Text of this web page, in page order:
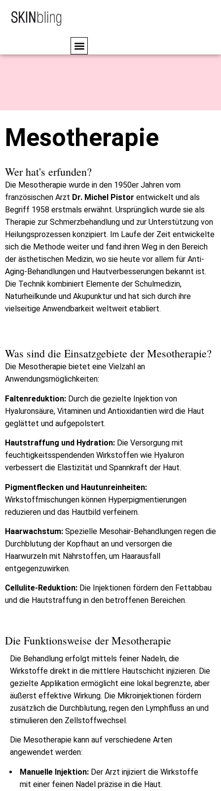
Mesotherapie
Wer hat's erfunden?
Die Mesotherapie wurde in den 1950er Jahren vom
französischen Arzt Dr. Michel Pistor entwickelt und als
Begriff 1958 erstmals erwähnt. Ursprünglich wurde sie als
Therapie zur Schmerzbehandlung und zur Unterstützung von
Heilungsprozessen konzipiert. Im Laufe der Zeit entwickelte
sich die Methode weiter und fand ihren Weg in den Bereich
der ästhetischen Medizin, wo sie heute vor allem für Anti-
Aging-Behandlungen und Hautverbesserungen bekannt ist.
Die Technik kombiniert Elemente der Schulmedizin,
Naturheilkunde und Akupunktur und hat sich durch ihre
vielseitige Anwendbarkeit weltweit etabliert.
Was sind die Einsatzgebiete der Mesotherapie?
Die Mesotherapie bietet eine Vielzahl an
Anwendungsmöglichkeiten:
Faltenreduktion: Durch die gezielte Injektion von
Hyaluronsäure, Vitaminen und Antioxidantien wird die Haut
geglättet und aufgepolstert.
Hautstraffung und Hydration: Die Versorgung mit
feuchtigkeitsspendenden Wirkstoffen wie Hyaluron
verbessert die Elastizität und Spannkraft der Haut.
Pigmentflecken und Hautunreinheiten:
Wirkstoffmischungen können Hyperpigmentierungen
reduzieren und das Hautbild verfeinern.
Haarwachstum: Spezielle Mesohair-Behandlungen regen die
Durchblutung der Kopfhaut an und versorgen die
Haarwurzeln mit Nährstoffen, um Haarausfall
entgegenzuwirken.
Cellulite-Reduktion: Die Injektionen fördern den Fettabbau
und die Hautstraffung in den betroffenen Bereichen.
Die Funktionsweise der Mesotherapie
Die Behandlung erfolgt mittels feiner Nadeln, die
Wirkstoffe direkt in die mittlere Hautschicht injizieren. Die
gezielte Applikation ermöglicht eine lokal begrenzte, aber
äußerst effektive Wirkung. Die Mikroinjektionen fördern
zusätzlich die Durchblutung, regen den Lymphfluss an und
stimulieren den Zellstoffwechsel.
Die Mesotherapie kann auf verschiedene Arten
angewendet werden:
Manuelle Injektion: Der Arzt injiziert die Wirkstoffe
mit einer feinen Nadel präzise in die Haut.